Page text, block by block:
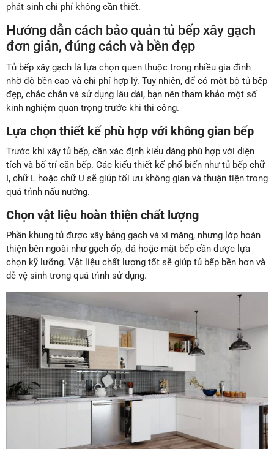
phát sinh chi phí không cần thiết.
Hướng dẫn cách bảo quản tủ bếp xây gạch
đơn giản, đúng cách và bền đẹp
Tủ bếp xây gạch là lựa chọn quen thuộc trong nhiều gia đình
nhờ độ bền cao và chi phí hợp lý. Tuy nhiên, để có một bộ tủ bếp
đẹp, chắc chắn và sử dụng lâu dài, bạn nên tham khảo một số
kinh nghiệm quan trọng trước khi thi công.
Lựa chọn thiết kế phù hợp với không gian bếp
Trước khi xây tủ bếp, cần xác định kiểu dáng phù hợp với diện
tích và bố trí căn bếp. Các kiểu thiết kế phổ biến như tủ bếp chữ
I, chữ L hoặc chữ U sẽ giúp tối ưu không gian và thuận tiện trong
quá trình nấu nướng.
Chọn vật liệu hoàn thiện chất lượng
Phần khung tủ được xây bằng gạch và xi măng, nhưng lớp hoàn
thiện bên ngoài như gạch ốp, đá hoặc mặt bếp cần được lựa
chọn kỹ lưỡng. Vật liệu chất lượng tốt sẽ giúp tủ bếp bền hơn và
dễ vệ sinh trong quá trình sử dụng.